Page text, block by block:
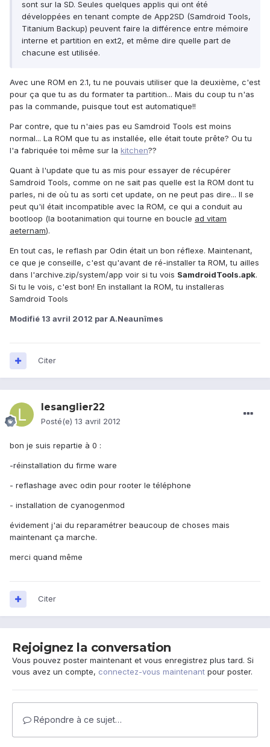
sont sur la SD. Seules quelques applis qui ont été
développées en tenant compte de App2SD (Samdroid Tools,
Titanium Backup) peuvent faire la différence entre mémoire
interne et partition en ext2, et même dire quelle part de
chacune est utilisée.
Avec une ROM en 2.1, tu ne pouvais utiliser que la deuxième, c'est
pour ça que tu as du formater ta partition... Mais du coup tu n'as
pas la commande, puisque tout est automatique!!
Par contre, que tu n'aies pas eu Samdroid Tools est moins
normal... La ROM que tu as installée, elle était toute prête? Ou tu
l'a fabriquée toi même sur la kitchen??
Quant à l'update que tu as mis pour essayer de récupérer
Samdroid Tools, comme on ne sait pas quelle est la ROM dont tu
parles, ni de où tu as sorti cet update, on ne peut pas dire... Il se
peut qu'il était incompatible avec la ROM, ce qui a conduit au
bootloop (la bootanimation qui tourne en boucle ad vitam
aeternam).
En tout cas, le reflash par Odin était un bon réflexe. Maintenant,
ce que je conseille, c'est qu'avant de ré-installer ta ROM, tu ailles
dans l'archive.zip/system/app voir si tu vois SamdroidTools.apk.
Si tu le vois, c'est bon! En installant la ROM, tu installeras
Samdroid Tools
Modifié 13 avril 2012 par A.Neaunîmes
Citer
lesanglier22
Posté(e) 13 avril 2012
bon je suis repartie à 0 :
-réinstallation du firme ware
- reflashage avec odin pour rooter le téléphone
- installation de cyanogenmod
évidement j'ai du reparamétrer beaucoup de choses mais
maintenant ça marche.
merci quand même
Citer
Rejoignez la conversation
Vous pouvez poster maintenant et vous enregistrez plus tard. Si
vous avez un compte, connectez-vous maintenant pour poster.
Répondre à ce sujet…